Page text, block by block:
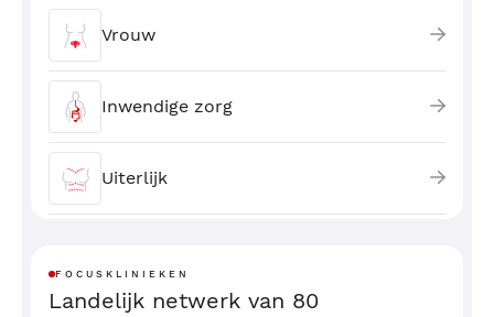
Vrouw
Inwendige zorg
Uiterlijk
FOCUSKLINIEKEN
Landelijk netwerk van 80